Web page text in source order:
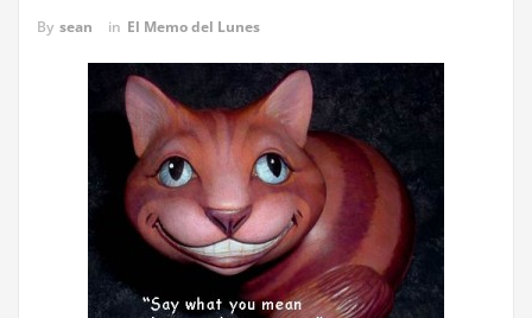
By sean in El Memo del Lunes